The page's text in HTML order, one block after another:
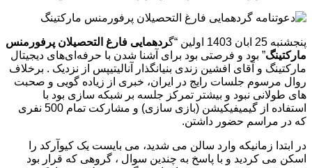
پنجشنبه 25 ابان 1403 اولین “گ
ردهمایی فارغ التحصیلان پرفورمنس
مارکتینگ” بود و فرصتی بود برای آشنا شدن با حرفه‌ای‌های دیجیتال
مارکتینگ و آقای افشین زندی بنیانگذار آنالیتیپس از نزدیک . برخلاف
روال مرسوم جلسات رایج در ایران، خبری از زیاده گویی و صحبت
های طولانی نبود و بیشتر تمرکز جلسه بر شبکه سازی بود با
استفاده از گیمیفیکیشن (بازی سازی) و مشارکت تمام 500 نفری
که در مراسم حضور داشتن.
در ابتدا زمانیکه وارد سالن می شدید، می بایست یک کیوآرکد را
اسکن می کردید و با پاسخ به چندین سوال ، گروهی که قرار بود